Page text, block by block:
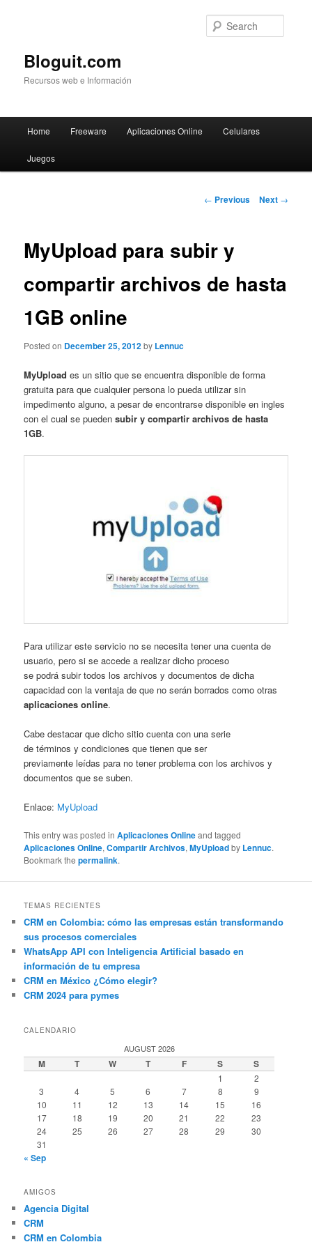
Bloguit.com
Recursos web e Información
Skip
to
Home Freeware Aplicaciones Online Celulares
Juegos
Post
← Previous Next →
MyUpload para subir y
compartir archivos de hasta
1GB online
Posted on December 25, 2012by Lennuc
MyUpload es un sitio que se encuentra disponible de forma
gratuita para que cualquier persona lo pueda utilizar sin
impedimento alguno, a pesar de encontrarse disponible en ingles
con el cual se puedensubir y compartir archivos de hasta
1GB.
Para utilizar este servicio no se necesita tener una cuenta de
usuario, pero si se accede a realizar dicho proceso
se podrá subir todos los archivos y documentos de dicha
capacidad con la ventaja de que no serán borrados como otras
aplicaciones online.
Cabe destacar que dicho sitio cuenta con una serie
de términos y condiciones que tienen que ser
previamente leídas para no tener problema con los archivos y
documentos que se suben.
Enlace: MyUpload
This entry was posted inAplicaciones Onlineand tagged
Aplicaciones Online,Compartir Archivos,MyUploadby Lennuc.
Bookmark thepermalink.
TEMAS RECIENTES
CRM en Colombia: cómo las empresas están transformando
sus procesos comerciales
WhatsApp API con Inteligencia Artificial basado en
información de tu empresa
CRM en México ¿Cómo elegir?
CRM 2024 para pymes
CALENDARIO
AUGUST 2026
M T W T F S S
1
2
3
4 5 6 7 8
9
10
11 12 13 14 15
16
17
18 19 20 21 22
23
24
25 26 27 28 29
30
31
« Sep
AMIGOS
Agencia Digital
CRM
CRM en Colombia